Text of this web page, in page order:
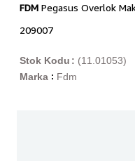
FDMPegasus Overlok
209007
(11.01053)
Stok Kodu
Marka : Fdm